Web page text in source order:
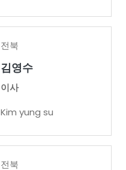
전북
김영수
이사
Kim yung su
전북